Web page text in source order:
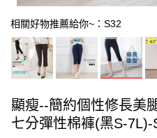
相關好物推薦給你~：S32
顯瘦--簡約個性修長美
七分彈性棉褲(黑S-